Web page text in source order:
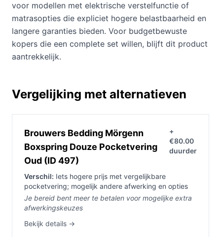
voor modellen met elektrische verstelfunctie of
matrasopties die expliciet hogere belastbaarheid en
langere garanties bieden. Voor budgetbewuste
kopers die een complete set willen, blijft dit product
aantrekkelijk.
Vergelijking met alternatieven
Brouwers Bedding Mörgenn
Boxspring Douze Pocketvering
Oud (ID 497)
+
€80.00
duurder
Verschil: Iets hogere prijs met vergelijkbare
pocketvering; mogelijk andere afwerking en opties
Je bereid bent meer te betalen voor mogelijke extra
afwerkingskeuzes
Bekijk details →